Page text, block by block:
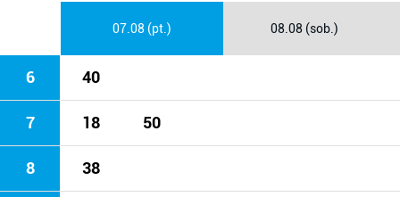
07.08 (pt.) 08.08 (sob.)
6 40
7 18 50
8 38